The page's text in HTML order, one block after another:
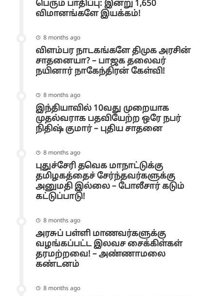
பெரும் பாதிப்பு: இன்று 1,650
விமானங்களே இயக்கம்!
8 months ago
விளம்பர நாடகங்களே திமுக அரசின்
சாதனையா? – பாஜக தலைவர்
நயினார் நாகேந்திரன் கேள்வி!
8 months ago
இந்தியாவில் 10வது முறையாக
முதல்வராக பதவியேற்ற ஒரே நபர்
நிதிஷ் குமார் – புதிய சாதனை
8 months ago
புதுச்சேரி தவெக மாநாட்டுக்கு
தமிழகத்தைச் சேர்ந்தவர்களுக்கு
அனுமதி இல்லை – போலீசார் கடும்
கட்டுப்பாடு!
8 months ago
அரசுப் பள்ளி மாணவர்களுக்கு
வழங்கப்பட்ட இலவச சைக்கிள்கள்
தரமற்றவை! – அண்ணாமலை
கண்டனம்
8 months ago